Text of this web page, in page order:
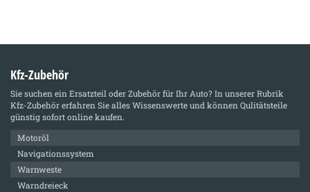
Kfz-Zubehör
Sie suchen ein Ersatzteil oder Zubehör für Ihr Auto? In unserer Rubrik
Kfz-Zubehörerfahren Sie alles Wissenswerte und können Qulitätsteile
günstig sofort online kaufen.
Motoröl
Navigationssystem
Warnweste
Warndreieck